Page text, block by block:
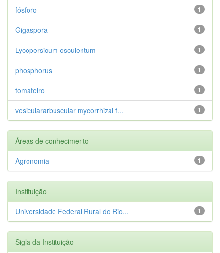
1
fósforo
1
Gigaspora
1
Lycopersicum esculentum
1
phosphorus
1
tomateiro
1
vesiculararbuscular mycorrhizal f...
Áreas de conhecimento
1
Agronomia
Instituição
1
Universidade Federal Rural do Rio...
Sigla da Instituição